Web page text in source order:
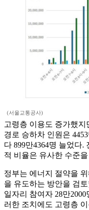
(서울교통공사)
고령층 이용도 증가했지
경로 승하차 인원은
다 899만4364명 늘었다.
적 비율은 유사한 수준
정부는 에너지 절약을
을 유도하는 방안을 검
일자리 참여자 28만
러한 조치에도 고령층